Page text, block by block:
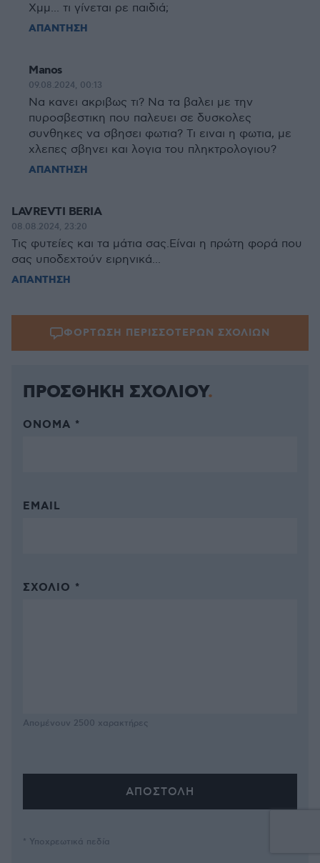
Χμμ... τι γίνεται ρε παιδιά;
ΑΠΑΝΤΗΣΗ
Manos
09.08.2024, 00:13
Να κανει ακριβως τι? Να τα βαλει με την
πυροσβεστικη που παλευει σε δυσκολες
συνθηκες να σβησει φωτια? Τι ειναι η φωτια, με
χλεπες σβηνει και λογια του πληκτρολογιου?
ΑΠΑΝΤΗΣΗ
LAVREVTI BERIA
08.08.2024, 23:20
Τις φυτείες και τα μάτια σας.Είναι η πρώτη φορά που
σας υποδεχτούν ειρηνικά...
ΑΠΑΝΤΗΣΗ
ΦΟΡΤΩΣΗ ΠΕΡΙΣΣΟΤΕΡΩΝ ΣΧΟΛΙΩΝ
ΠΡΟΣΘΗΚΗ ΣΧΟΛΙΟΥ
ΌΝΟΜΑ *
EMAIL
ΣΧΌΛΙΟ *
Απομένουν 2500 χαρακτήρες
* Υποχρεωτικά πεδία